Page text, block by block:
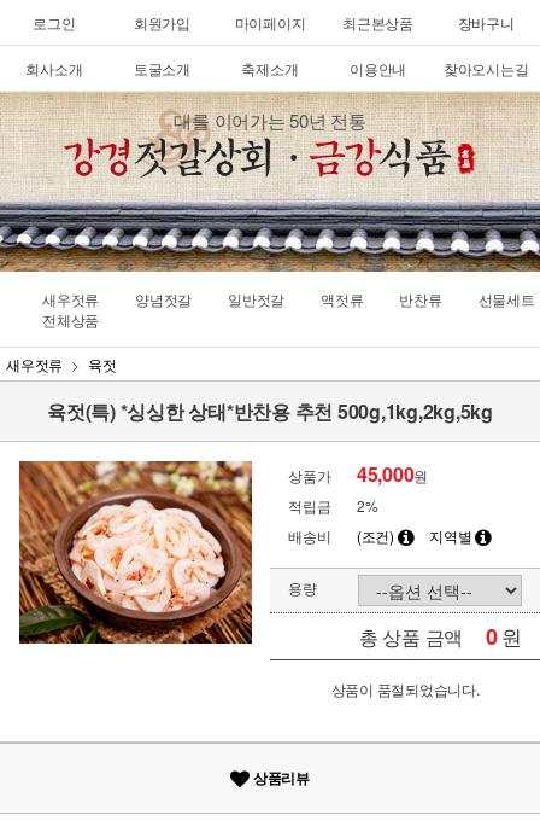
로그인 회원가입 마이페이지 최근본상품 장바구니
회사소개 토굴소개 축제소개 이용안내 찾아오시는길
대를 이어가는 50년 전통
새우젓류 양념젓갈 일반젓갈 액젓류 반찬류
선물세트
전체상품
새우젓류 육젓
육젓(특) *싱싱한 상태*반찬용 추천 500g,1kg,2kg,5kg
상품가 45,000원
적립금
2%
배송비
(조건) 지역별
용량
총 상품 금액 0원
상품이 품절되었습니다.
상품리뷰